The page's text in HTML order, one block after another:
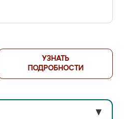
УЗНАТЬ
ПОДРОБНОСТИ
▼